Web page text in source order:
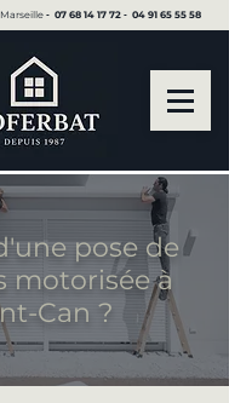
▪︎ 07 68 14 17 72 ▪︎ 04 91 65 55 58
pose de
motorisée à
Can ?